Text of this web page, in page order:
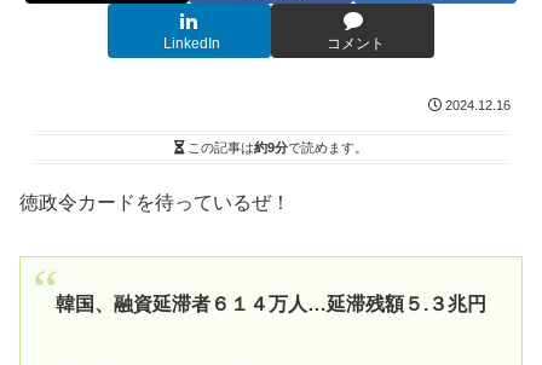
LinkedIn コメント
2024.12.16
この記事は約9分で読めます。
徳政令カードを待っているぜ！
韓国、融資延滞者６１４万人…延滞残額５.３兆円